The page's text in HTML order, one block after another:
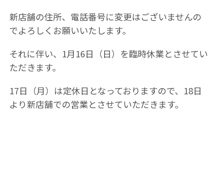
新店舗の住所、電話番号に変更はございませんの
でよろしくお願いいたします。
それに伴い、1月16日（日）を臨時休業とさせてい
ただきます。
17日（月）は定休日となっておりますので、18日
より新店舗での営業とさせていただきます。